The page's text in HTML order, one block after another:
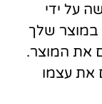
על ידי
שלך
את המוצר.
את עצמו